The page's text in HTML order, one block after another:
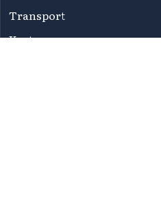
Transport
Karten